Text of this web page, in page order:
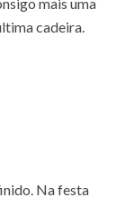
cadeira.
Na festa